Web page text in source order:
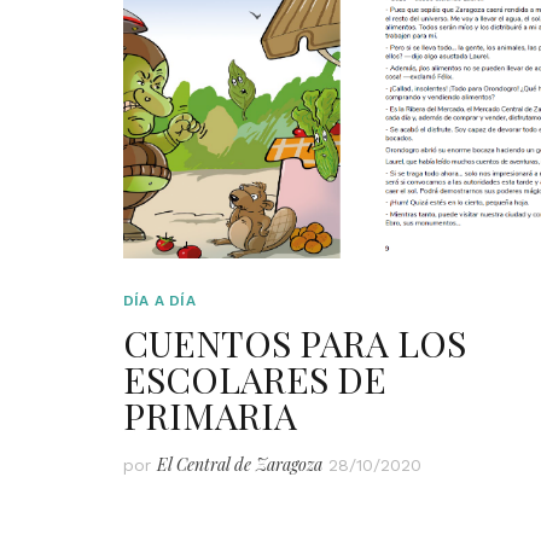
DÍA A DÍA
CUENTOS PARA LOS
ESCOLARES DE
PRIMARIA
por El Central de Zaragoza 28/10/2020